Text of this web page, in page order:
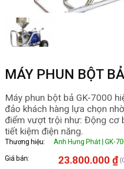
MÁY PHUN BỘT
Máy phun bột bả GK-7000
đảo khách hàng lựa chọn
điểm vượt trội như: Động cơ
tiết kiệm điện năng.
Thương hiệu: Anh Hưng Phát | GK-
Giá bán: 23.800.000 ₫